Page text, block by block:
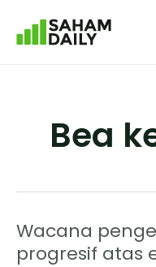
Bea
Wacana
progresif atas